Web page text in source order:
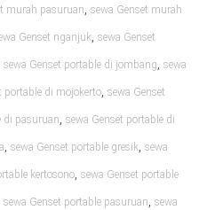
murah pasuruan, sewa Genset murah
Genset nganjuk, sewa Genset
sewa Genset portable di jombang, sewa
portable di mojokerto, sewa Genset
di pasuruan, sewa Genset portable di
, sewa Genset portable gresik, sewa
kertosono, sewa Genset portable
sewa Genset portable pasuruan, sewa